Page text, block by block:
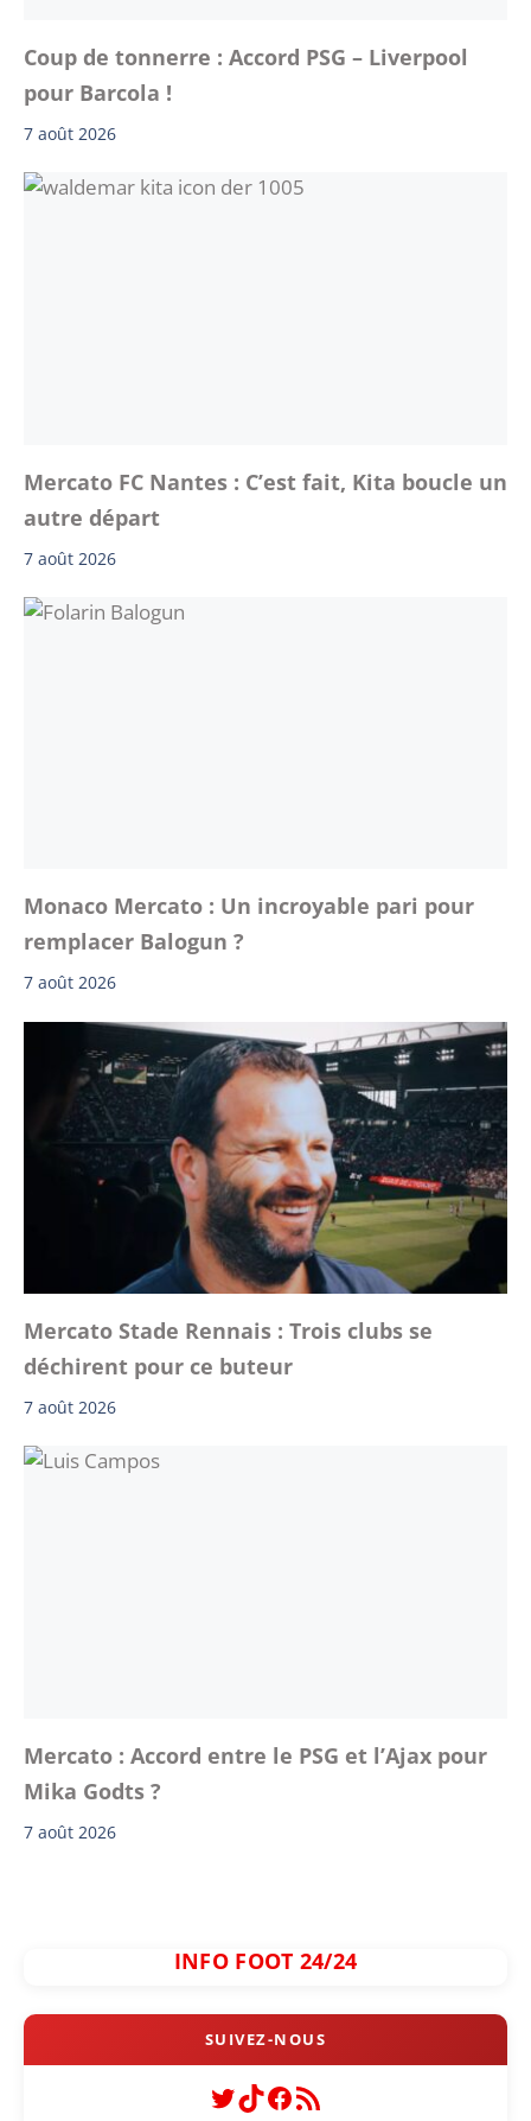
Coup de tonnerre : Accord PSG – Liverpool
pour Barcola !
7 août 2026
Mercato FC Nantes : C’est fait, Kita boucle un
autre départ
7 août 2026
Monaco Mercato : Un incroyable pari pour
remplacer Balogun ?
7 août 2026
Mercato Stade Rennais : Trois clubs se
déchirent pour ce buteur
7 août 2026
Mercato : Accord entre le PSG et l’Ajax pour
Mika Godts ?
7 août 2026
INFO FOOT 24/24
Twitter
TikTok
Facebook
Flux RSS